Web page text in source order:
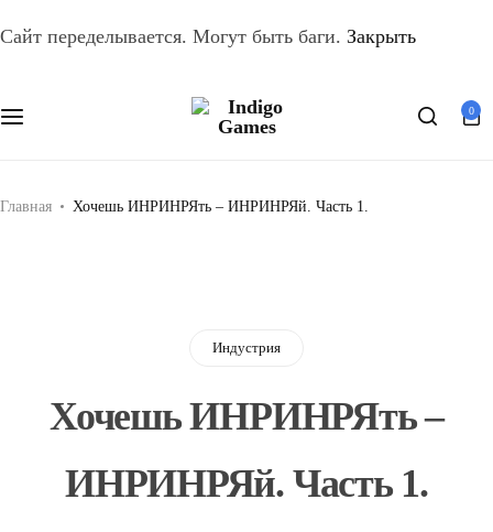
Сайт переделывается. Могут быть баги. Закрыть
Search
0
Главная Хочешь ИНРИНРЯть – ИНРИНРЯй. Часть 1.
Индустрия
Хочешь ИНРИНРЯть –
ИНРИНРЯй. Часть 1.
Оферта